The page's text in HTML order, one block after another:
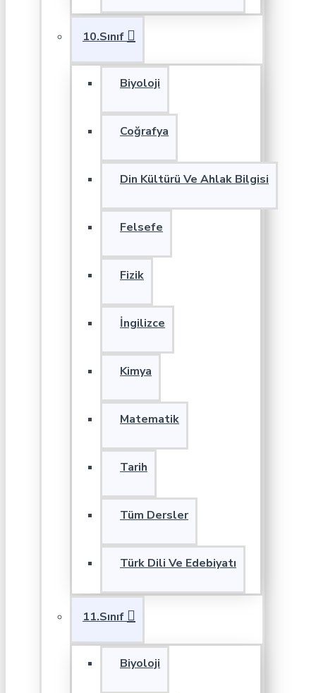
10.Sınıf
Biyoloji
Coğrafya
Din Kültürü Ve Ahlak Bilgisi
Felsefe
Fizik
İngilizce
Kimya
Matematik
Tarih
Tüm Dersler
Türk Dili Ve Edebiyatı
11.Sınıf
Biyoloji